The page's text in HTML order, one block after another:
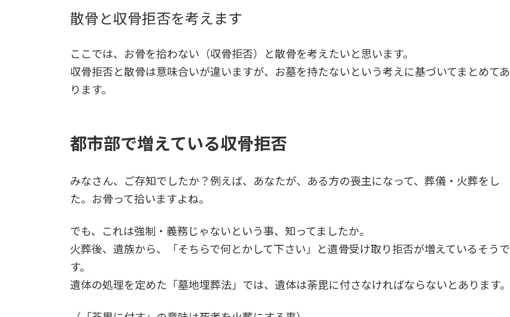
新
:
散骨と収骨拒否を考えます
ここでは、お骨を拾わない（収骨拒否）と散骨を考えたいと思います。
収骨拒否と散骨は意味合いが違いますが、お墓を持たないという考えに基づいてまとめてあ
ります。
都市部で増えている収骨拒否
みなさん、ご存知でしたか？例えば、あなたが、ある方の喪主になって、葬儀・火葬をし
た。お骨って拾いますよね。
でも、これは強制・義務じゃないという事、知ってましたか。
火葬後、遺族から、「そちらで何とかして下さい」と遺骨受け取り拒否が増えているそうで
す。
遺体の処理を定めた「墓地埋葬法」では、遺体は荼毘に付さなければならないとあります。